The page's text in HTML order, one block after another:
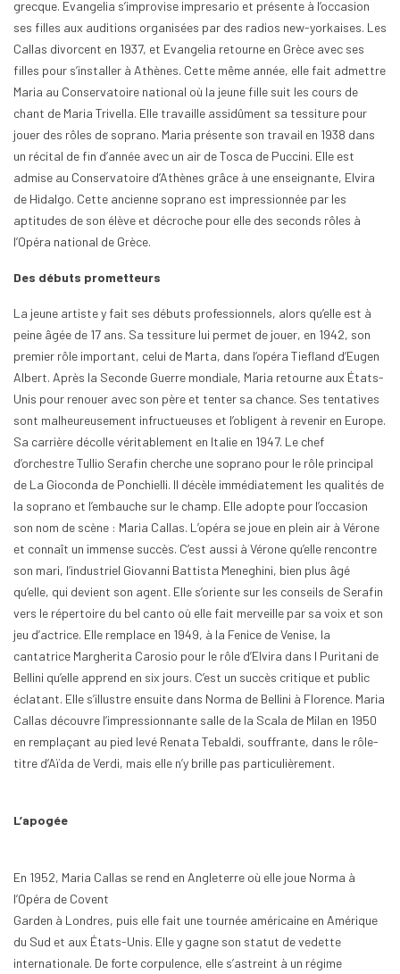
grecque. Evangelia s’improvise impresario et présente à l’occasion
ses filles aux auditions organisées par des radios new-yorkaises. Les
Callas divorcent en 1937, et Evangelia retourne en Grèce avec ses
filles pour s’installer à Athènes. Cette même année, elle fait admettre
Maria au Conservatoire national où la jeune fille suit les cours de
chant de Maria Trivella. Elle travaille assidûment sa tessiture pour
jouer des rôles de soprano. Maria présente son travail en 1938 dans
un récital de fin d’année avec un air de Tosca de Puccini. Elle est
admise au Conservatoire d’Athènes grâce à une enseignante, Elvira
de Hidalgo. Cette ancienne soprano est impressionnée par les
aptitudes de son élève et décroche pour elle des seconds rôles à
l’Opéra national de Grèce.
Des débuts prometteurs
La jeune artiste y fait ses débuts professionnels, alors qu’elle est à
peine âgée de 17 ans. Sa tessiture lui permet de jouer, en 1942, son
premier rôle important, celui de Marta, dans l’opéra Tiefland d’Eugen
Albert. Après la Seconde Guerre mondiale, Maria retourne aux États-
Unis pour renouer avec son père et tenter sa chance. Ses tentatives
sont malheureusement infructueuses et l’obligent à revenir en Europe.
Sa carrière décolle véritablement en Italie en 1947. Le chef
d’orchestre Tullio Serafin cherche une soprano pour le rôle principal
de La Gioconda de Ponchielli. Il décèle immédiatement les qualités de
la soprano et l’embauche sur le champ. Elle adopte pour l’occasion
son nom de scène : Maria Callas. L’opéra se joue en plein air à Vérone
et connaît un immense succès. C’est aussi à Vérone qu’elle rencontre
son mari, l’industriel Giovanni Battista Meneghini, bien plus âgé
qu’elle, qui devient son agent. Elle s’oriente sur les conseils de Serafin
vers le répertoire du bel canto où elle fait merveille par sa voix et son
jeu d’actrice. Elle remplace en 1949, à la Fenice de Venise, la
cantatrice Margherita Carosio pour le rôle d’Elvira dans I Puritani de
Bellini qu’elle apprend en six jours. C’est un succès critique et public
éclatant. Elle s’illustre ensuite dans Norma de Bellini à Florence. Maria
Callas découvre l’impressionnante salle de la Scala de Milan en 1950
en remplaçant au pied levé Renata Tebaldi, souffrante, dans le rôle-
titre d’Aïda de Verdi, mais elle n’y brille pas particulièrement.
L’apogée
En 1952, Maria Callas se rend en Angleterre où elle joue Norma à
l’Opéra de Covent
Garden à Londres, puis elle fait une tournée américaine en Amérique
du Sud et aux États-Unis. Elle y gagne son statut de vedette
internationale. De forte corpulence, elle s’astreint à un régime